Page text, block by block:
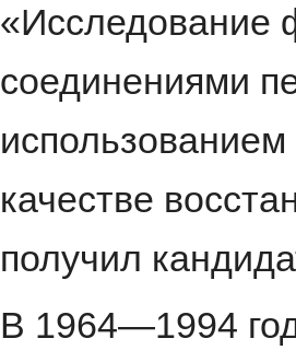
«Исследование
соединениями
качестве
получил
В 1964—1994